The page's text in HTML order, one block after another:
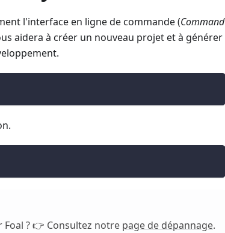
l'interface en ligne de commande (Command
aidera à créer un nouveau projet et à générer
? 👉 Consultez notre page de dépannage.